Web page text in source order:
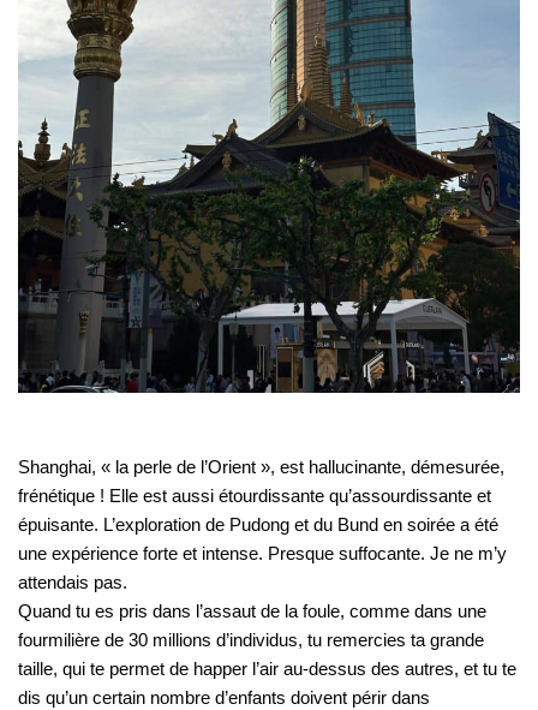
Shanghai, « la perle de l’Orient », est hallucinante, démesurée,
frénétique ! Elle est aussi étourdissante qu’assourdissante et
épuisante. L’exploration de Pudong et du Bund en soirée a été
une expérience forte et intense. Presque suffocante. Je ne m’y
attendais pas.
Quand tu es pris dans l’assaut de la foule, comme dans une
fourmilière de 30 millions d’individus, tu remercies ta grande
taille, qui te permet de happer l’air au-dessus des autres, et tu te
dis qu’un certain nombre d’enfants doivent périr dans